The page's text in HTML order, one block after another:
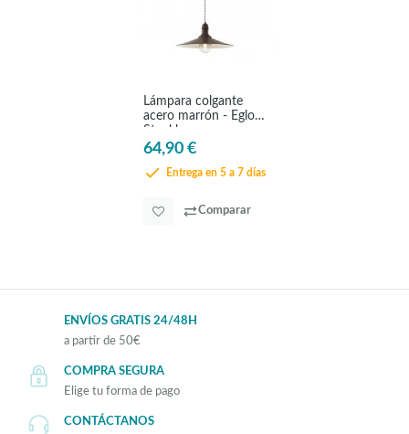
Lámpara colgante
acero marrón - Eglo
Stockbury
64,90 €
Entrega en 5 a 7 días
Comparar
ENVÍOS GRATIS 24/48H
a partir de 50€
COMPRA SEGURA
Elige tu forma de pago
CONTÁCTANOS